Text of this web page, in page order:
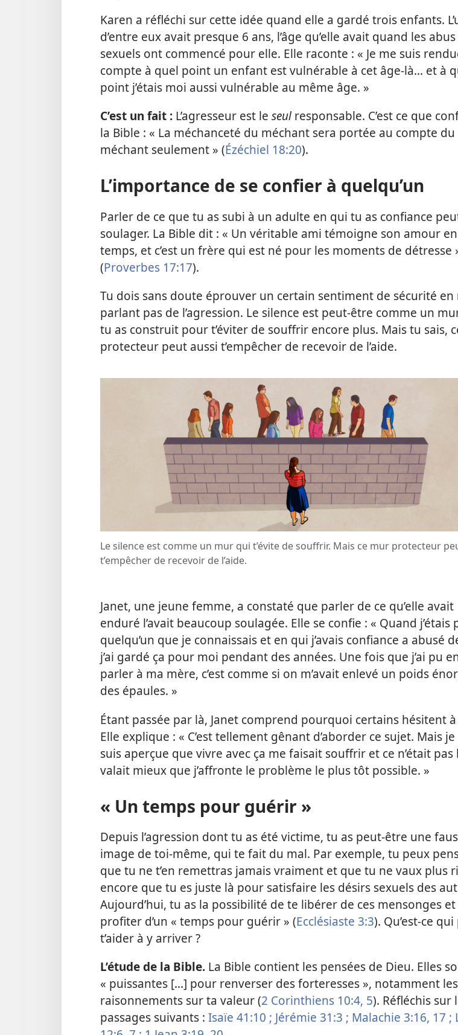
Karen a réfléchi sur cette idée quand elle a gardé trois enfants.
d’entre eux avait presque 6 ans, l’âge qu’elle avait quand les abus
sexuels ont commencé pour elle. Elle raconte : « Je me suis
compte à quel point un enfant est vulnérable à cet âge-là... et à
point j’étais moi aussi vulnérable au même âge. »
C’est un fait : L’agresseur est le seulresponsable. C’est ce que
la Bible : « La méchanceté du méchant sera portée au compte du
méchant seulement » (Ézéchiel 18:20).
L’importance de se confier à quelqu’un
Parler de ce que tu as subi à un adulte en qui tu as confiance
soulager. La Bible dit : « Un véritable ami témoigne son amour
temps, et c’est un frère qui est né pour les moments de détresse
(Proverbes 17:17).
Tu dois sans doute éprouver un certain sentiment de sécurité en
parlant pas de l’agression. Le silence est peut-être comme un
tu as construit pour t’éviter de souffrir encore plus. Mais tu sais,
protecteur peut aussi t’empêcher de recevoir de l’aide.
Le silence est comme un mur qui t’évite de souffrir. Mais ce mur protecteur
t’empêcher de recevoir de l’aide.
Janet, une jeune femme, a constaté que parler de ce qu’elle avait
enduré l’avait beaucoup soulagée. Elle se confie : « Quand j’étais
quelqu’un que je connaissais et en qui j’avais confiance a abusé
j’ai gardé ça pour moi pendant des années. Une fois que j’ai pu
parler à ma mère, c’est comme si on m’avait enlevé un poids
des épaules. »
Étant passée par là, Janet comprend pourquoi certains hésitent
Elle explique : « C’est tellement gênant d’aborder ce sujet. Mais
suis aperçue que vivre avec ça me faisait souffrir et ce n’était pas
valait mieux que j’affronte le problème le plus tôt possible. »
« Un temps pour guérir »
Depuis l’agression dont tu as été victime, tu as peut-être une
image de toi-même, qui te fait du mal. Par exemple, tu peux
que tu ne t’en remettras jamais vraiment et que tu ne vaux plus
encore que tu es juste là pour satisfaire les désirs sexuels des
Aujourd’hui, tu as la possibilité de te libérer de ces mensonges
profiter d’un « temps pour guérir » (Ecclésiaste 3:3). Qu’est-ce
t’aider à y arriver ?
L’étude de la Bible. La Bible contient les pensées de Dieu. Elles
« puissantes [...] pour renverser des forteresses », notamment
raisonnements sur ta valeur (2 Corinthiens 10:4, 5). Réfléchis sur
passages suivants : Isaïe 41:10 ; Jérémie 31:3 ; Malachie 3:16, 17 ;